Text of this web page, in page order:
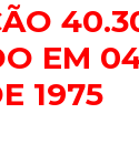
EM
1975